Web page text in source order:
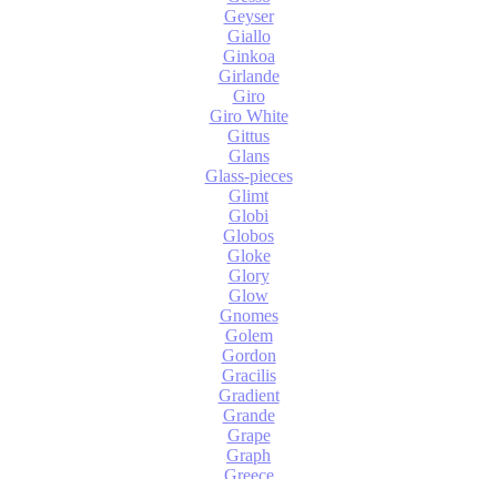
Geyser
Giallo
Ginkoa
Girlande
Giro
Giro White
Gittus
Glans
Glass-pieces
Glimt
Globi
Globos
Gloke
Glory
Glow
Gnomes
Golem
Gordon
Gracilis
Gradient
Grande
Grape
Graph
Greece